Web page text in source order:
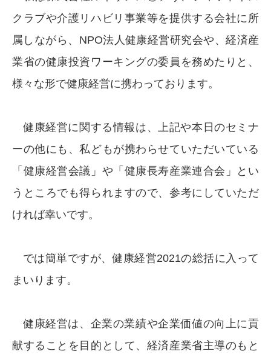
クラブや介護リハビリ事業等を提供する会社に所
属しながら、NPO法人健康経営研究会や、経済産
業省の健康投資ワーキングの委員を務めたりと、
様々な形で健康経営に携わっております。
健康経営に関する情報は、上記や本日のセミナ
ーの他にも、私どもが携わらせていただいている
「健康経営会議」や「健康長寿産業連合会」とい
うところでも得られますので、参考にしていただ
ければ幸いです。
では簡単ですが、健康経営2021の総括に入って
まいります。
健康経営は、企業の業績や企業価値の向上に貢
献することを目的として、経済産業省主導のもと